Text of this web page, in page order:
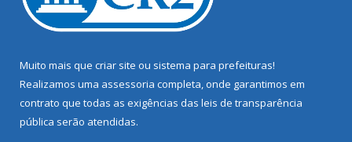
Muito mais que criar site ou sistema para prefeituras!
Realizamos uma assessoria completa, onde garantimos em
contrato que todas as exigências das leis de transparência
pública serão atendidas.